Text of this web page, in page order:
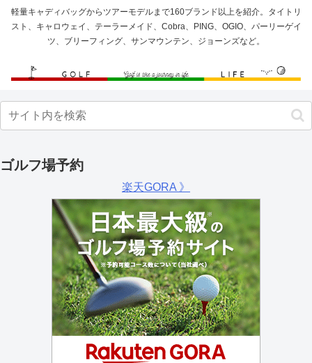
軽量キャディバッグからツアーモデルまで160ブランド以上を紹介。タイトリ
スト、キャロウェイ、テーラーメイド、Cobra、PING、OGIO、パーリーゲイ
ツ、ブリーフィング、サンマウンテン、ジョーンズなど。
ゴルフ場予約
楽天GORA 》